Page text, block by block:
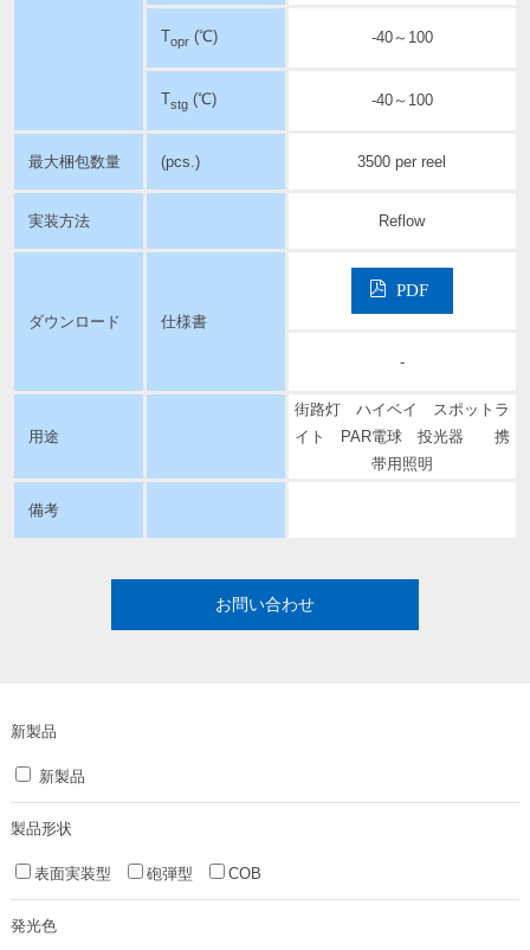
Topr(℃) -40～100
Tstg(℃) -40～100
最大梱包数量 (pcs.) 3500 per reel
実装方法 Reflow
ダウンロード 仕様書
PDF
-
用途
街路灯 ハイベイ スポットラ
イト PAR電球 投光器 携
帯用照明
備考
お問い合わせ
新製品
新製品
製品形状
表面実装型 砲弾型 COB
発光色